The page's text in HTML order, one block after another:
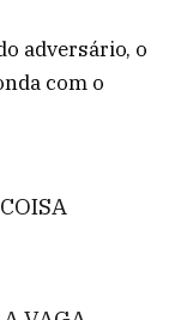
adversário, o
com o